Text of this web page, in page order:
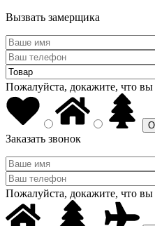
Вызвать замерщика
Пожалуйста, докажите, что вы
Заказать звонок
Пожалуйста, докажите, что вы